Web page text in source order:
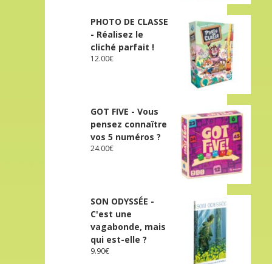
PHOTO DE CLASSE
- Réalisez le
cliché parfait !
12.00€
GOT FIVE - Vous
pensez connaître
vos 5 numéros ?
24.00€
SON ODYSSÉE -
C'est une
vagabonde, mais
qui est-elle ?
9.90€